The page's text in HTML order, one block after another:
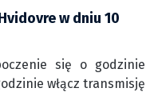
w dniu 10
się o godzinie
włącz transmisję